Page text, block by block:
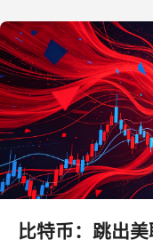
比特币：跳出